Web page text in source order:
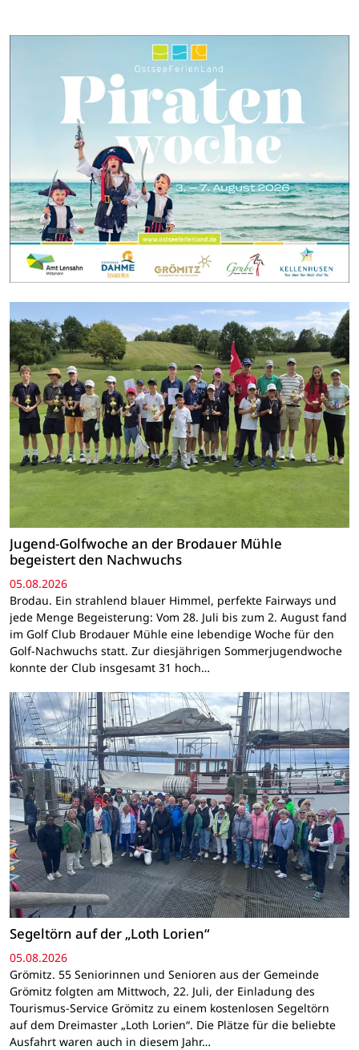
Jugend-Golfwoche an der Brodauer Mühle
begeistert den Nachwuchs
05.08.2026
Brodau. Ein strahlend blauer Himmel, perfekte Fairways und
jede Menge Begeisterung: Vom 28. Juli bis zum 2. August fand
im Golf Club Brodauer Mühle eine lebendige Woche für den
Golf-Nachwuchs statt. Zur diesjährigen Sommerjugendwoche
konnte der Club insgesamt 31 hoch…
Segeltörn auf der „Loth Lorien“
05.08.2026
Grömitz. 55 Seniorinnen und Senioren aus der Gemeinde
Grömitz folgten am Mittwoch, 22. Juli, der Einladung des
Tourismus-Service Grömitz zu einem kostenlosen Segeltörn
auf dem Dreimaster „Loth Lorien“. Die Plätze für die beliebte
Ausfahrt waren auch in diesem Jahr…